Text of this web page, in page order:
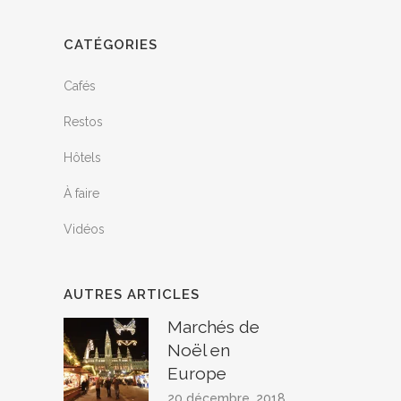
CATÉGORIES
Cafés
Restos
Hôtels
À faire
Vidéos
AUTRES ARTICLES
Marchés de
Noël en
Europe